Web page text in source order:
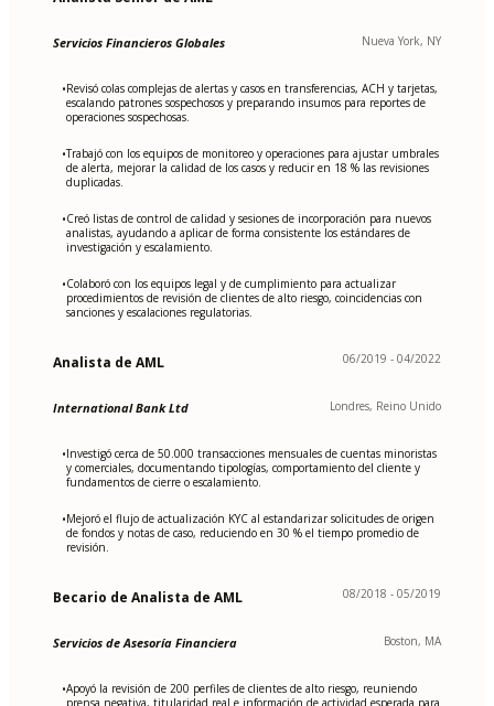
Servicios Financieros Globales Nueva York, NY
•Revisó colas complejas de alertas y casos en transferencias, ACH y tarjetas,
escalando patrones sospechosos y preparando insumos para reportes de
operaciones sospechosas.
•Trabajó con los equipos de monitoreo y operaciones para ajustar umbrales
de alerta, mejorar la calidad de los casos y reducir en 18 % las revisiones
duplicadas.
•Creó listas de control de calidad y sesiones de incorporación para nuevos
analistas, ayudando a aplicar de forma consistente los estándares de
investigación y escalamiento.
•Colaboró con los equipos legal y de cumplimiento para actualizar
procedimientos de revisión de clientes de alto riesgo, coincidencias con
sanciones y escalaciones regulatorias.
Analista de AML 06/2019 - 04/2022
International Bank Ltd Londres, Reino Unido
•Investigó cerca de 50.000 transacciones mensuales de cuentas minoristas
y comerciales, documentando tipologías, comportamiento del cliente y
fundamentos de cierre o escalamiento.
•Mejoró el flujo de actualización KYC al estandarizar solicitudes de origen
de fondos y notas de caso, reduciendo en 30 % el tiempo promedio de
revisión.
Becario de Analista de AML 08/2018 - 05/2019
Servicios de Asesoría Financiera Boston, MA
•Apoyó la revisión de 200 perfiles de clientes de alto riesgo, reuniendo
prensa negativa, titularidad real e información de actividad esperada para